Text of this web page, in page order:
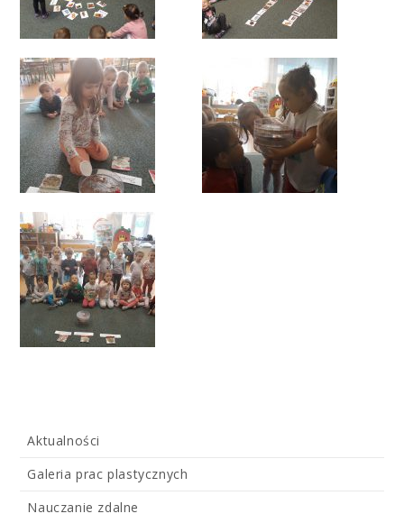
Aktualności
Galeria prac plastycznych
Nauczanie zdalne